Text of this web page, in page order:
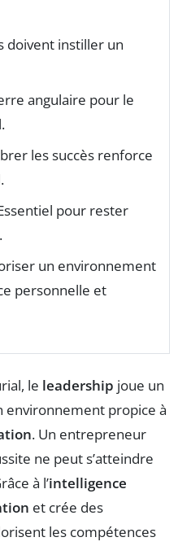
doivent instiller un
angulaire pour le
les succès renforce
pour rester
un environnement
personnelle et
le leadership joue un
environnement propice à
. Un entrepreneur
ne peut s’atteindre
à l’intelligence
et crée des
les compétences